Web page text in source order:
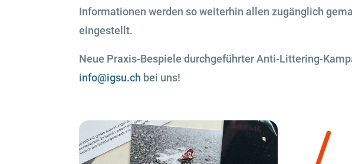
Informationen werden so weiterhin allen zugänglich
eingestellt.
Neue Praxis-Bespiele durchgeführter Anti-Littering-
info@igsu.ch bei uns!